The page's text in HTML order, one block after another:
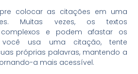
colocar as citações em uma
Muitas vezes, os textos
e podem afastar os
você usa uma citação, tente
próprias palavras, mantendo a
a mais acessível.